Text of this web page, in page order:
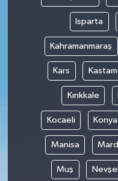
Isparta
Kahramanmaraş
Kars
Kırıkkale
Kocaeli Konya
Manisa
Muş